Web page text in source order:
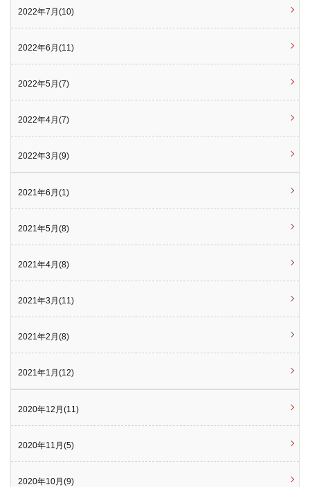
2022年7月(10)
2022年6月(11)
2022年5月(7)
2022年4月(7)
2022年3月(9)
2021年6月(1)
2021年5月(8)
2021年4月(8)
2021年3月(11)
2021年2月(8)
2021年1月(12)
2020年12月(11)
2020年11月(5)
2020年10月(9)